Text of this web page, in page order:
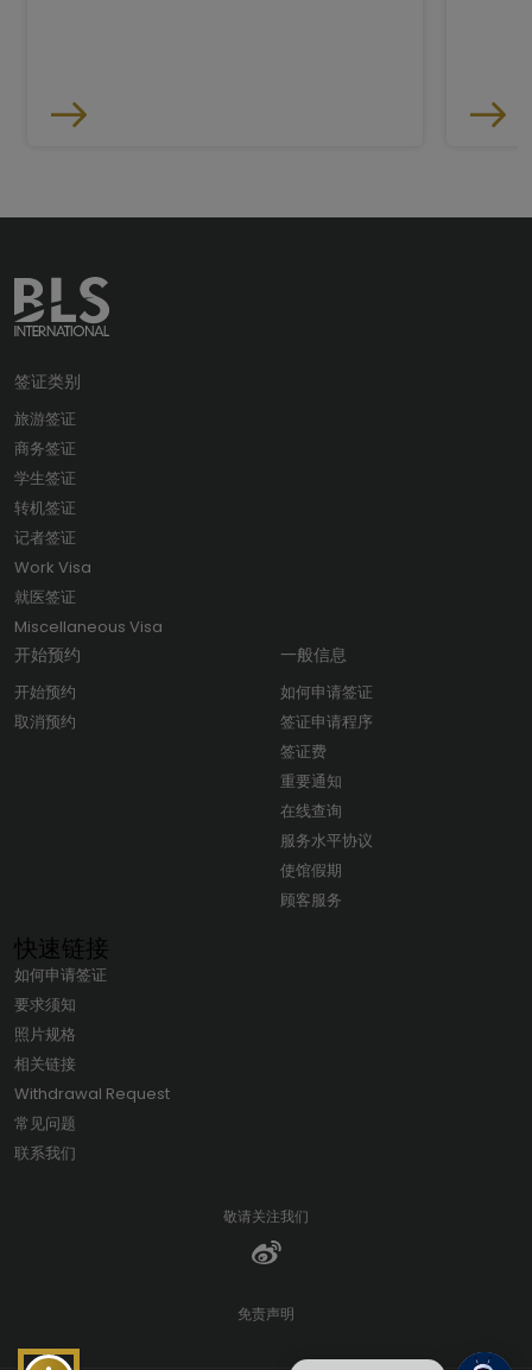
签证类别
旅游签证
商务签证
学生签证
转机签证
记者签证
Work Visa
就医签证
Miscellaneous Visa
开始预约
开始预约
取消预约
一般信息
如何申请签证
签证申请程序
签证费
重要通知
在线查询
服务水平协议
使馆假期
顾客服务
快速链接
如何申请签证
要求须知
照片规格
相关链接
Withdrawal Request
常见问题
联系我们
敬请关注我们
免责声明